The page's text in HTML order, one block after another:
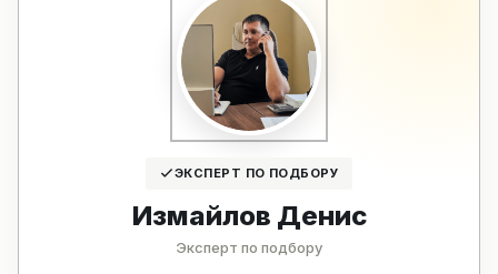
ЭКСПЕРТ ПО ПОДБОРУ
Измайлов Денис
Эксперт по подбору